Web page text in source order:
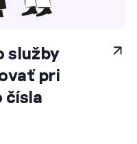
služby
pri
čísla